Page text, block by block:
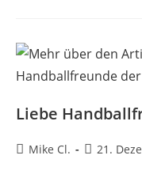
Liebe
Beitrags-
Mike Cl.
Beitrag
21.